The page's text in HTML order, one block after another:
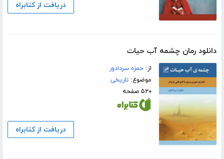
دریافت از کتابراه
دانلود رمان چشمه آب حیات
از:حمزه سردادور
موضوع:تاریخی
۵۲۰ صفحه
دریافت از کتابراه